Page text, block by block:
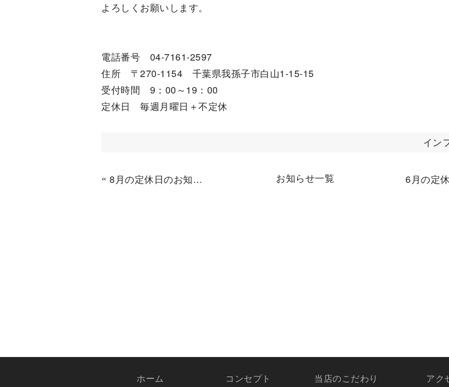
よろしくお願いします。
電話番号 04-7161-2597
住所 〒270-1154 千葉県我孫子市白山1-15-15
受付時間 9：00～19：00
定休日 毎週月曜日＋不定休
イン
« 8月の定休日のお知らせ お知らせ一覧
ホーム コンセプト 当店のこだわり アク